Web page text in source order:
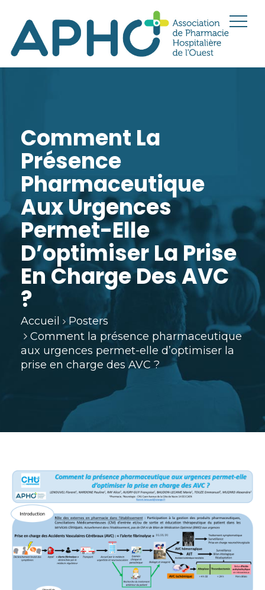
Comment La
Présence
Pharmaceutique
Aux Urgences
Permet-Elle
D’optimiser La Prise
En Charge Des AVC
?
Accueil
Posters
Comment la présence pharmaceutique
aux urgences permet-elle d’optimiser la
prise en charge des AVC ?